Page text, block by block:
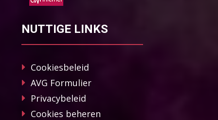
NUTTIGE LINKS
Cookiesbeleid
AVG Formulier
Privacybeleid
Cookies beheren